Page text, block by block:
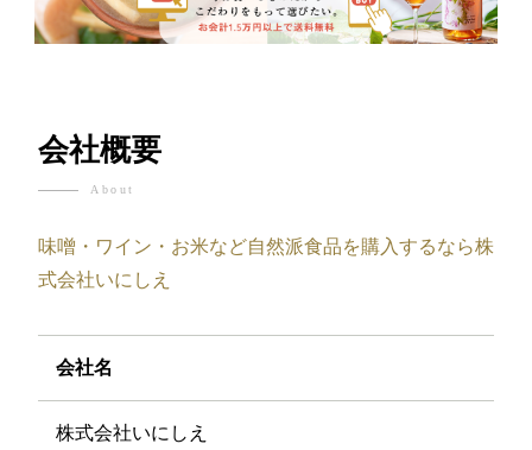
会社概要
About
味噌・ワイン・お米など自然派食品を購入するなら株
式会社いにしえ
会社名
株式会社いにしえ